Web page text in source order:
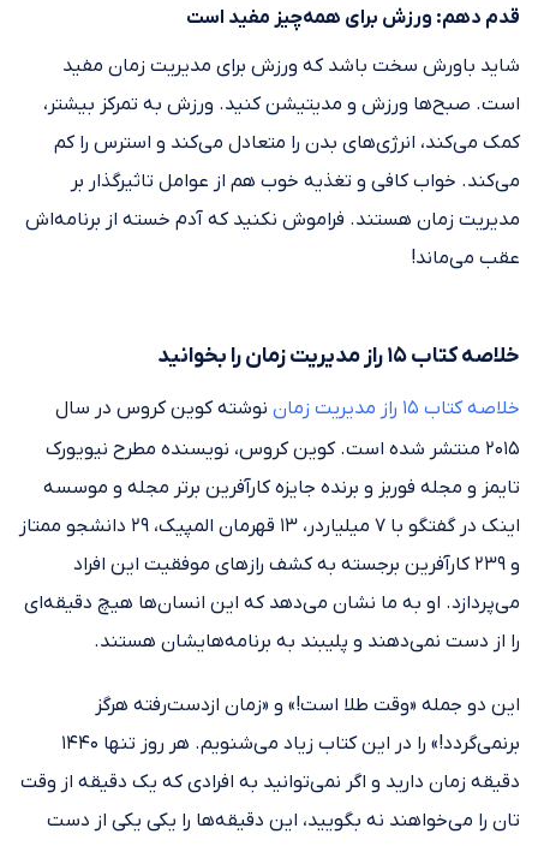
قدم دهم: ورزش برای همه‌چیز مفید است
شاید باورش سخت باشد که ورزش برای مدیریت زمان مفید
است. صبح‌ها ورزش و مدیتیشن کنید. ورزش به تمرکز بیشتر،
کمک می‌کند، انرژی‌های بدن را متعادل می‌کند و استرس را کم‌
می‌کند. خواب کافی و تغذیه خوب هم از عوامل تاثیرگذار بر
مدیریت زمان هستند. فراموش نکنید که آدم خسته از برنامه‌اش
عقب می‌ماند!
خلاصه کتاب ۱۵ راز مدیریت زمان را بخوانید
خلاصه کتاب ۱۵ راز مدیریت زمان
نوشته کوین کروس در سال
۲۰۱۵ منتشر شده است. کوین کروس، نویسنده مطرح نیویورک
تایمز و مجله فوربز و برنده جایزه کارآفرین برتر مجله و موسسه
اینک در گفتگو با ۷ میلیاردر، ۱۳ قهرمان المپیک، ۲۹ دانشجو ممتاز
و ۲۳۹ کارآفرین برجسته به کشف رازهای موفقیت این افراد
می‌پردازد. او به ما نشان می‌دهد که این انسان‌ها هیچ دقیقه‌ای
را از دست نمی‌دهند و پلیبند به برنامه‌هایشان هستند.
این دو جمله «وقت طلا است!» و «زمان ازدست‌‏رفته هرگز
برنمی‌‏گردد!» را در این کتاب زیاد می‌شنویم. هر روز تنها ۱۴۴۰
دقیقه زمان دارید و اگر نمی‌توانید به افرادی که یک دقیقه از وقت
تان را می‌خواهند نه بگویید، این دقیقه‌‏ها را یکی‌‏ یکی از دست